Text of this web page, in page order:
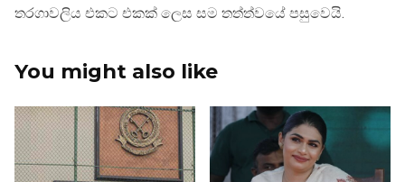
තරගාවලිය එකට එකක් ලෙස සම තත්ත්වයේ පසුවෙයි.
You might also like